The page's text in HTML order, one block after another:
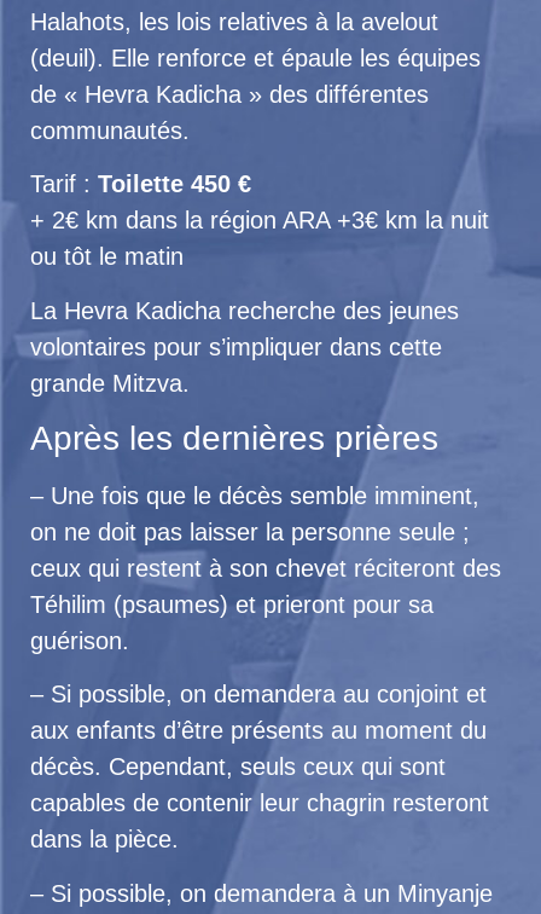
Halahots, les lois relatives à la avelout
(deuil). Elle renforce et épaule les équipes
de « Hevra Kadicha » des différentes
communautés.
Tarif : Toilette 450 €
+ 2€ km dans la région ARA +3€ km la nuit
ou tôt le matin
La Hevra Kadicha recherche des jeunes
volontaires pour s’impliquer dans cette
grande Mitzva.
Après les dernières prières
– Une fois que le décès semble imminent,
on ne doit pas laisser la personne seule ;
ceux qui restent à son chevet réciteront des
Téhilim (psaumes) et prieront pour sa
guérison.
– Si possible, on demandera au conjoint et
aux enfants d’être présents au moment du
décès. Cependant, seuls ceux qui sont
capables de contenir leur chagrin resteront
dans la pièce.
– Si possible, on demandera à un Minyanje